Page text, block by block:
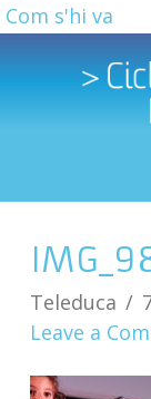
Com s'hi va
Teleduca
Leave a